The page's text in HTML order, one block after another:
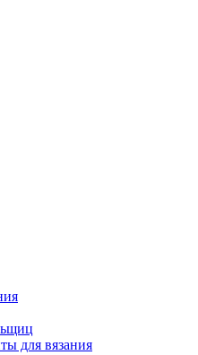
для вязания